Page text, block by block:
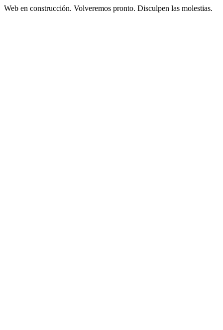
Web en construcción. Volveremos pronto. Disculpen las molestias.